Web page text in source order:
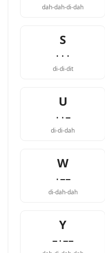
dah-dah-di-dah
S
···
di-di-dit
U
··−
di-di-dah
W
·−−
di-dah-dah
Y
−·−−